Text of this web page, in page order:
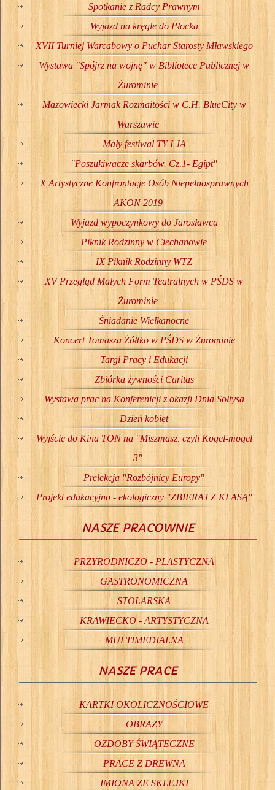
Spotkanie z Radcy Prawnym
Wyjazd na kręgle do Płocka
XVII Turniej Warcabowy o Puchar Starosty Mławskiego
Wystawa "Spójrz na wojnę" w Bibliotece Publicznej w
Żurominie
Mazowiecki Jarmak Rozmaitości w C.H. BlueCity w
Warszawie
Mały festiwal TY I JA
"Poszukiwacze skarbów. Cz.1- Egipt"
X Artystyczne Konfrontacje Osób Niepełnosprawnych
AKON 2019
Wyjazd wypoczynkowy do Jarosławca
Piknik Rodzinny w Ciechanowie
IX Piknik Rodzinny WTZ
XV Przegląd Małych Form Teatralnych w PŚDS w
Żurominie
Śniadanie Wielkanocne
Koncert Tomasza Żółtko w PŚDS w Żurominie
Targi Pracy i Edukacji
Zbiórka żywności Caritas
Wystawa prac na Konferenicji z okazji Dnia Sołtysa
Dzień kobiet
Wyjście do Kina TON na "Miszmasz, czyli Kogel-mogel
3"
Prelekcja "Rozbójnicy Europy"
Projekt edukacyjno - ekologiczny "ZBIERAJ Z KLASĄ"
NASZE PRACOWNIE
PRZYRODNICZO - PLASTYCZNA
GASTRONOMICZNA
STOLARSKA
KRAWIECKO - ARTYSTYCZNA
MULTIMEDIALNA
NASZE PRACE
KARTKI OKOLICZNOŚCIOWE
OBRAZY
OZDOBY ŚWIĄTECZNE
PRACE Z DREWNA
IMIONA ZE SKLEJKI